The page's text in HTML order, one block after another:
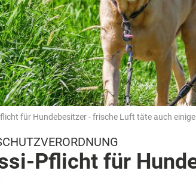
für Hundebesitzer - frische Luft täte auch
Pflicht für